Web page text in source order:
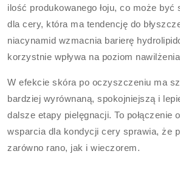
ilość produkowanego łoju, co może
dla cery, która ma tendencję do
niacynamid wzmacnia barierę
korzystnie wpływa na poziom
W efekcie skóra po oczyszczeniu ma
bardziej wyrównaną, spokojniejszą i
dalsze etapy pielęgnacji. To połączenie
wsparcia dla kondycji cery sprawia, że
zarówno rano, jak i wieczorem.